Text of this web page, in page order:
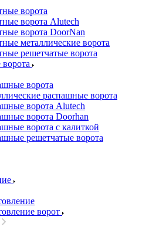
ворота
ворота Alutech
ворота DoorNan
металлические ворота
решетчатые ворота
ворота
распашные ворота
ворота Alutech
ворота Doorhan
ворота с калиткой
решетчатые ворота
ворот